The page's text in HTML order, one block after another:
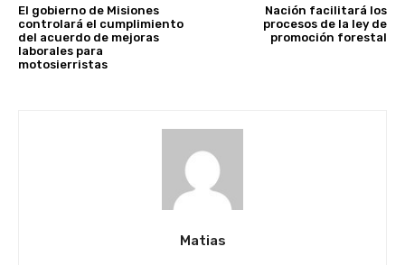
El gobierno de Misiones
controlará el cumplimiento
del acuerdo de mejoras
laborales para
motosierristas
Nación facilitará los
procesos de la ley de
promoción forestal
Matias